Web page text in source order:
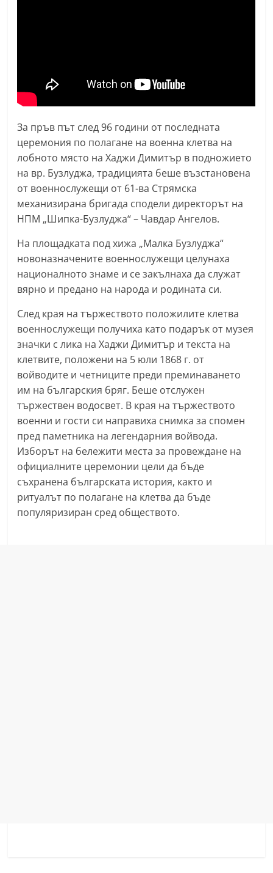
o
,
k
a
z
n
a
-
b
.
i
n
f
o
,
g
l
За пръв път след 96 години от последната
церемония по полагане на военна клетва на
лобното място на Хаджи Димитър в подножието
на вр. Бузлуджа, традицията беше възстановена
от военнослужещи от 61-ва Стрямска
механизирана бригада сподели директорът на
НПМ „Шипка-Бузлуджа“ – Чавдар Ангелов.
На площадката под хижа „Малка Бузлуджа“
новоназначените военнослужещи целунаха
националното знаме и се закълнаха да служат
вярно и предано на народа и родината си.
След края на тържеството положилите клетва
военнослужещи получиха като подарък от музея
значки с лика на Хаджи Димитър и текста на
клетвите, положени на 5 юли 1868 г. от
войводите и четниците преди преминаването
им на българския бряг. Беше отслужен
тържествен водосвет. В края на тържеството
военни и гости си направиха снимка за спомен
пред паметника на легендарния войвода.
Изборът на бележити места за провеждане на
официалните церемонии цели да бъде
съхранена българската история, както и
ритуалът по полагане на клетва да бъде
популяризиран сред обществото.